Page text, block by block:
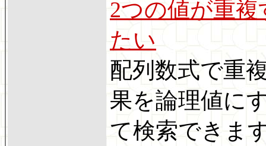
2つの値が重
たい
配列数式で重
果を論理値に
て検索できま